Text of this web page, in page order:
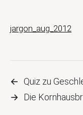
jargon_aug_2012
← Quiz zu
→ Die